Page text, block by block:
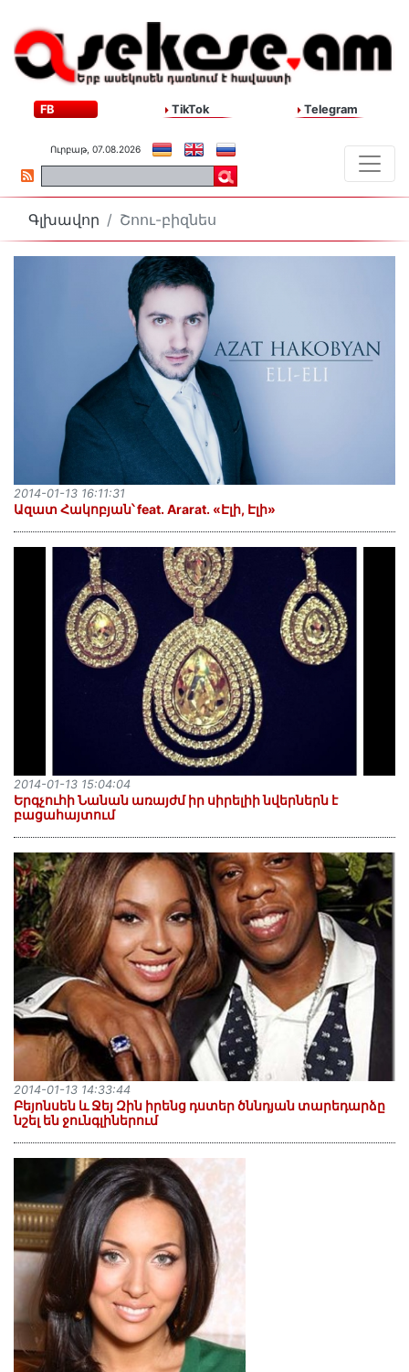
FB TikTok Telegram
Ուրբաթ, 07.08.2026
Գլխավոր Շոու-բիզնես
Ազատ Հակոբյան՝ feat. Ararat. «Էլի, Էլի»
2014-01-13 16:11:31
Երգչուհի Նանան առայժմ իր սիրելիի նվերներն է
բացահայտում
2014-01-13 15:04:04
Բեյոնսեն և Ջեյ Զին իրենց դստեր ծննդյան տարեդարձը
նշել են ջունգլիներում
2014-01-13 14:33:44